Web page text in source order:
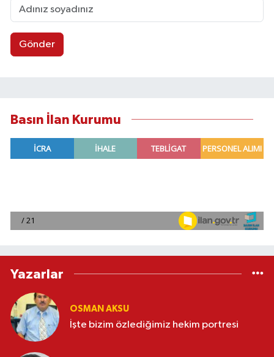
Gönder
Basın İlan Kurumu
Yazarlar
OSMAN AKSU
İşte bizim özlediğimiz hekim portresi